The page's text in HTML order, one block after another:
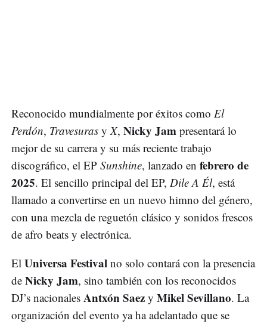
Reconocido mundialmente por éxitos como El
Perdón, Travesuras yX, Nicky Jam presentará lo
mejor de su carrera y su más reciente trabajo
discográfico, el EP Sunshine, lanzado en febrero de
2025. El sencillo principal del EP, Dile A Él, está
llamado a convertirse en un nuevo himno del género,
con una mezcla de reguetón clásico y sonidos frescos
de afro beats y electrónica.
El Universa Festival no solo contará con la presencia
de Nicky Jam, sino también con los reconocidos
DJ’s nacionales Antxón Saez y Mikel Sevillano. La
organización del evento ya ha adelantado que se